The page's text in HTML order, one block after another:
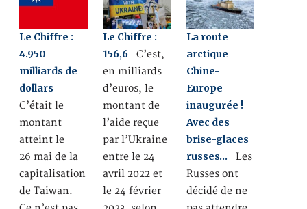
Le Chiffre :
4.950
milliards de
dollars
C’était le
montant
atteint le
26 mai de la
capitalisation
de Taiwan.
Le Chiffre :
156,6 C’est,
en milliards
d’euros, le
montant de
l’aide reçue
par l’Ukraine
entre le 24
avril 2022 et
le 24 février
La route
arctique
Chine-
Europe
inaugurée !
Avec des
brise-glaces
russes… Les
Russes ont
décidé de ne